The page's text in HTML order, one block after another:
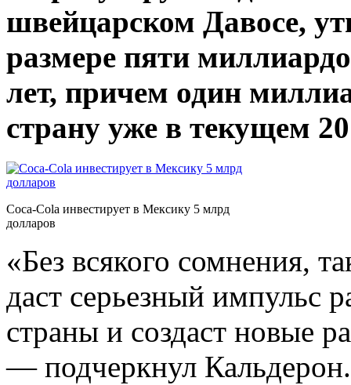
швейцарском Давосе,
размере пяти
лет, причем один
страну уже в текущем
Coca-Cola инвестирует в Мексику 5 млрд
долларов
«Без всякого сомнения,
даст серьезный импульс
страны и создаст новые
— подчеркнул Кальдерон.